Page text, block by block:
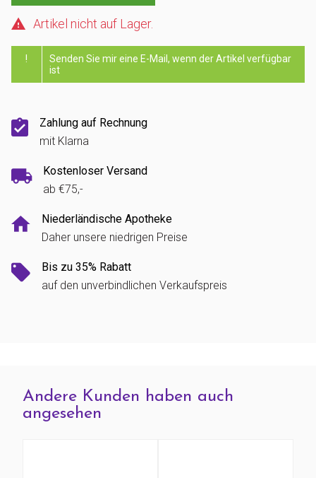
Artikel nicht auf Lager.
!
Senden Sie mir eine E-Mail, wenn der Artikel verfügbar
ist
Zahlung auf Rechnung
mit Klarna
Kostenloser Versand
ab €75,-
Niederländische Apotheke
Daher unsere niedrigen Preise
Bis zu 35% Rabatt
auf den unverbindlichen Verkaufspreis
Andere Kunden haben auch
angesehen